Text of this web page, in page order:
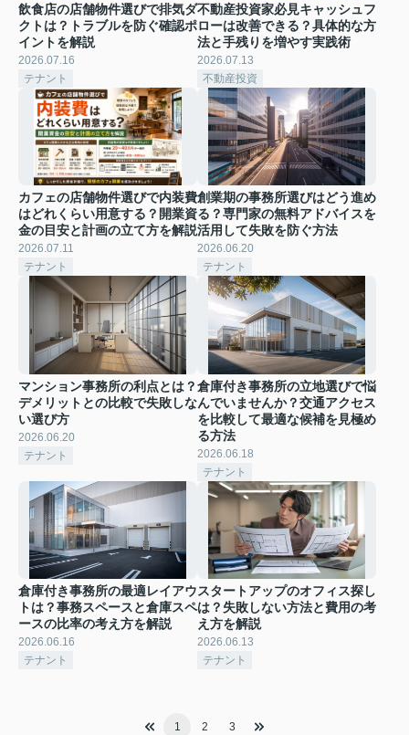
飲食店の店舗物件選びで排気ダ
クトは？トラブルを防ぐ確認ポ
イントを解説
2026.07.16
テナント
不動産投資家必見キャッシュフ
ローは改善できる？具体的な方
法と手残りを増やす実践術
2026.07.13
不動産投資
カフェの店舗物件選びで内装費
はどれくらい用意する？開業資
金の目安と計画の立て方を解説
2026.07.11
テナント
創業期の事務所選びはどう進め
る？専門家の無料アドバイスを
活用して失敗を防ぐ方法
2026.06.20
テナント
マンション事務所の利点とは？
デメリットとの比較で失敗しな
い選び方
2026.06.20
テナント
倉庫付き事務所の立地選びで悩
んでいませんか？交通アクセス
を比較して最適な候補を見極め
る方法
2026.06.18
テナント
倉庫付き事務所の最適レイアウ
トは？事務スペースと倉庫スペ
ースの比率の考え方を解説
2026.06.16
テナント
スタートアップのオフィス探し
は？失敗しない方法と費用の考
え方を解説
2026.06.13
テナント
1 2 3